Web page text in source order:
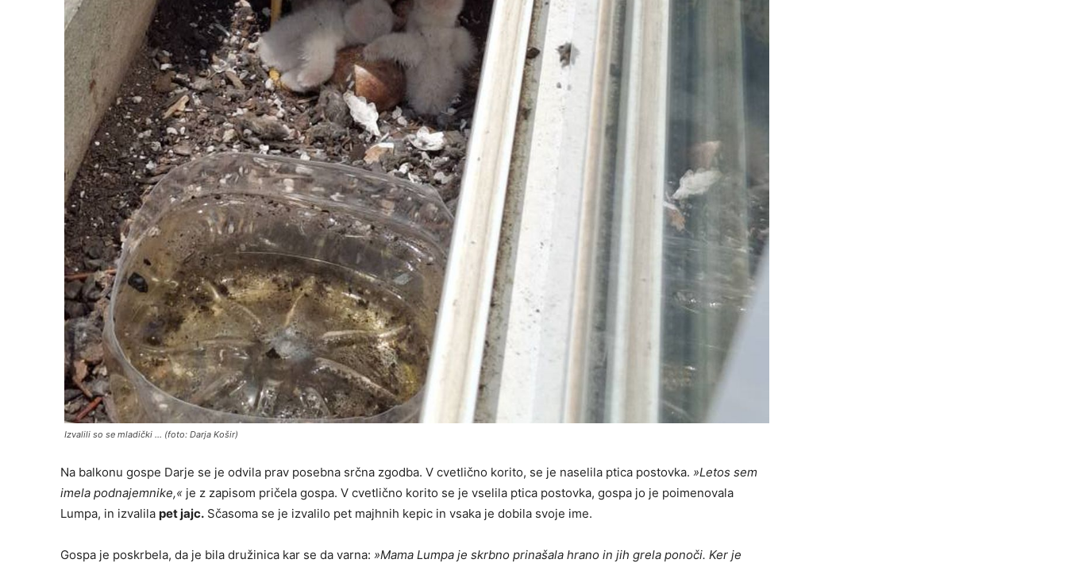
Izvalili so se mladički … (foto: Darja Košir)
Na balkonu gospe Darje se je odvila prav posebna srčna zgodba. V cvetlično korito, se je naselila ptica postovka. »Letos sem
imela podnajemnike,« je z zapisom pričela gospa. V cvetlično korito se je vselila ptica postovka, gospa jo je poimenovala
Lumpa, in izvalila pet jajc. Sčasoma se je izvalilo pet majhnih kepic in vsaka je dobila svoje ime.
Gospa je poskrbela, da je bila družinica kar se da varna: »Mama Lumpa je skrbno prinašala hrano in jih grela ponoči. Ker je